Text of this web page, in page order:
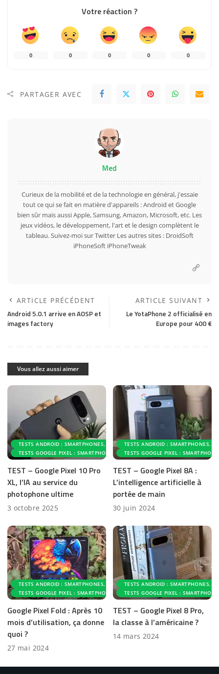
Votre réaction ?
0 0 0 0 0
PARTAGER AVEC
Med
Curieux de la mobilité et de la technologie en général, j'essaie
tout ce qui se fait en matière d'appareils : Android et Google
bien sûr mais aussi Apple, Samsung, Amazon, Microsoft, etc. Les
jeux vidéos, le développement, l'art et le design complètent le
tableau. Suivez-moi surTwitterLes autres sites : DroidSoft
iPhoneSoft iPhoneTweak
ARTICLE PRÉCÉDENT
Android 5.0.1 arrive en AOSP et
images factory
ARTICLE SUIVANT
Le YotaPhone 2 officialisé en
Europe pour 400 €
Vous allez aussi aimer
TESTS ANDROID : SMARTPHONES, ACCESSOIRES ET APPLICATIONS
TESTS GOOGLE PIXEL : SMARTPHONES ET ACCESSOIRES
TEST – Google Pixel 10 Pro
XL, l’IA au service du
photophone ultime
3 octobre 2025
TESTS ANDROID : SMARTPHONES,
TESTS GOOGLE PIXEL :
TEST – Google Pixel 8A :
L’intelligence artificielle à
portée de main
30 juin 2024
TESTS ANDROID : SMARTPHONES, ACCESSOIRES ET APPLICATIONS
TESTS GOOGLE PIXEL : SMARTPHONES ET ACCESSOIRES
Google Pixel Fold : Après 10
mois d’utilisation, ça donne
quoi ?
27 mai 2024
TESTS ANDROID : SMARTPHONES,
TESTS GOOGLE PIXEL :
TEST – Google Pixel 8 Pro,
la classe à l’américaine ?
14 mars 2024